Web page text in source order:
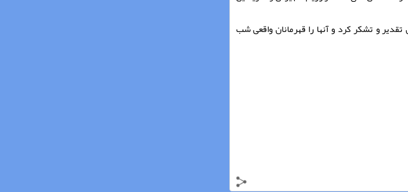
و تشکر کرد و آنها را قهرمانان واقعی شب